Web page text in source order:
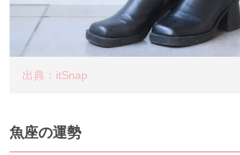
出典：itSnap
魚座の運勢